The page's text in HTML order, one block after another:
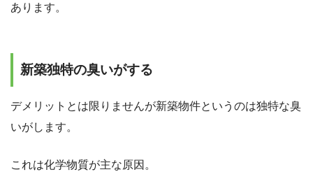
あります。
新築独特の臭いがする
デメリットとは限りませんが新築物件というのは独特な臭
いがします。
これは化学物質が主な原因。